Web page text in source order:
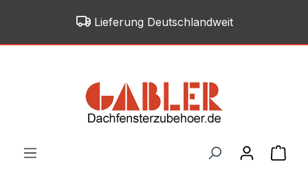
Zum Hauptinhalt springenLieferung Deutschlandweit